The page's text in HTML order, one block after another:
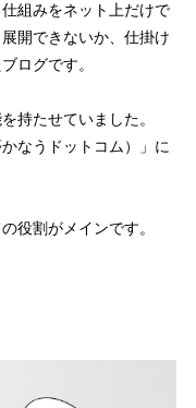
組みをネット上だけで
開できないか、仕掛け
ログです。
持たせていました。
なうドットコム）」に
役割がメインです。